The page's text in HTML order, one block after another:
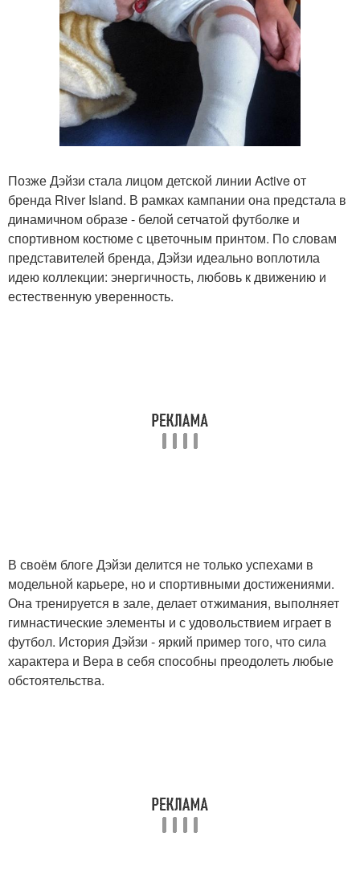
Позже Дэйзи стала лицом детской линии Active от
бренда River Island. В рамках кампании она предстала в
динамичном образе - белой сетчатой футболке и
спортивном костюме с цветочным принтом. По словам
представителей бренда, Дэйзи идеально воплотила
идею коллекции: энергичность, любовь к движению и
естественную уверенность.
В своём блоге Дэйзи делится не только успехами в
модельной карьере, но и спортивными достижениями.
Она тренируется в зале, делает отжимания, выполняет
гимнастические элементы и с удовольствием играет в
футбол. История Дэйзи - яркий пример того, что сила
характера и Вера в себя способны преодолеть любые
обстоятельства.